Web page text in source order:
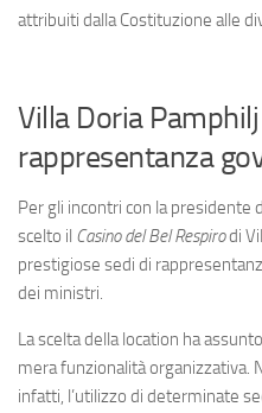
attribuiti dalla Costituzione alle
Villa Doria
rappresentanza
Per gli incontri con la presidente
scelto il Casino del Bel Respirodi
prestigiose sedi di
dei ministri.
La scelta della location ha
mera funzionalità organizzativa.
infatti, l’utilizzo di determinate